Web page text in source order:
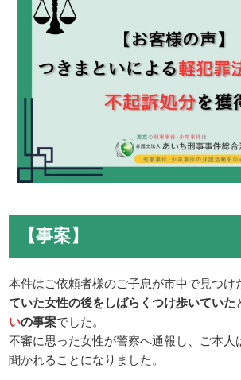
【事案】
本件はご依頼者様のご子息が市中で見つけ
ていた女性の後をしばらくつけ歩いていた
いの事案でした。
不審に思った女性が警察へ通報し、ご本人
聞かれることになりました。